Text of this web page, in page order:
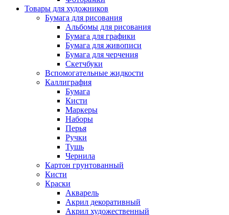
Товары для художников
Бумага для рисования
Альбомы для рисования
Бумага для графики
Бумага для живописи
Бумага для черчения
Скетчбуки
Вспомогательные жидкости
Каллиграфия
Бумага
Кисти
Маркеры
Наборы
Перья
Ручки
Тушь
Чернила
Картон грунтованный
Кисти
Краски
Акварель
Акрил декоративный
Акрил художественный